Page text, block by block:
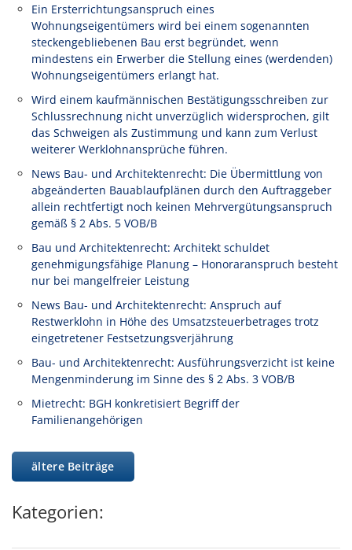
Ein Ersterrichtungsanspruch eines
Wohnungseigentümers wird bei einem sogenannten
steckengebliebenen Bau erst begründet, wenn
mindestens ein Erwerber die Stellung eines (werdenden)
Wohnungseigentümers erlangt hat.
Wird einem kaufmännischen Bestätigungsschreiben zur
Schlussrechnung nicht unverzüglich widersprochen, gilt
das Schweigen als Zustimmung und kann zum Verlust
weiterer Werklohnansprüche führen.
News Bau- und Architektenrecht: Die Übermittlung von
abgeänderten Bauablaufplänen durch den Auftraggeber
allein rechtfertigt noch keinen Mehrvergütungsanspruch
gemäß § 2 Abs. 5 VOB/B
Bau und Architektenrecht: Architekt schuldet
genehmigungsfähige Planung – Honoraranspruch besteht
nur bei mangelfreier Leistung
News Bau- und Architektenrecht: Anspruch auf
Restwerklohn in Höhe des Umsatzsteuerbetrages trotz
eingetretener Festsetzungsverjährung
Bau- und Architektenrecht: Ausführungsverzicht ist keine
Mengenminderung im Sinne des § 2 Abs. 3 VOB/B
Mietrecht: BGH konkretisiert Begriff der
Familienangehörigen
ältere Beiträge
Kategorien: